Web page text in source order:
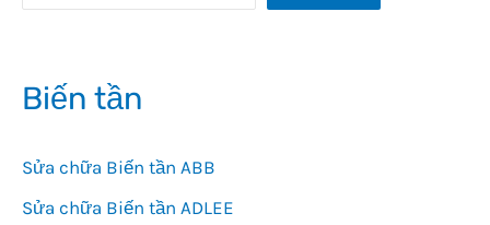
Biến tần
Sửa chữa Biến tần ABB
Sửa chữa Biến tần ADLEE